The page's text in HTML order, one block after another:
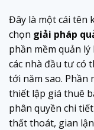
Đây là một cái tên
chọn giải pháp
phần mềm quản
các nhà đầu tư có
tới năm sao. Phần
thiết lập giá thuê
phân quyền chi
thất thoát, gian